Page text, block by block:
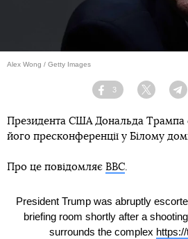
Alex Wong / Getty Images
Facebook
3
Twitter
Президента США Дональда Трампа
його пресконференції у Білому
Про це повідомляє ВВС
President Trump was abruptly
briefing room shortly after a
surrounds the complex